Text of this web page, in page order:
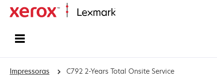
Impressoras C792 2-Years Total Onsite Service